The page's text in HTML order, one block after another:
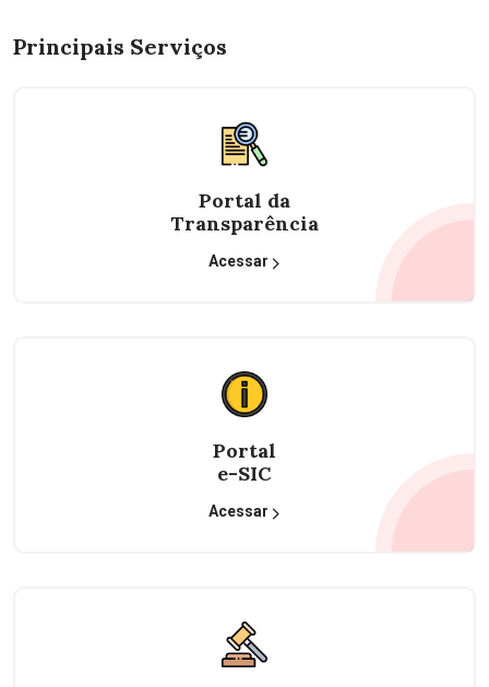
Principais Serviços
Portal da
Transparência
Acessar
Portal
e-SIC
Acessar